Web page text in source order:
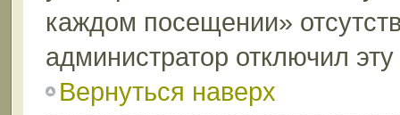
каждом посещении»
администратор отключил
Вернуться наверх